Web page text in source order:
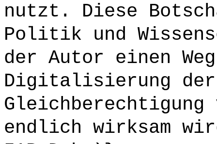
nutzt. Diese
Politik und
der Autor einen
Digitalisierung
Gleichberechtigung
endlich wirksam